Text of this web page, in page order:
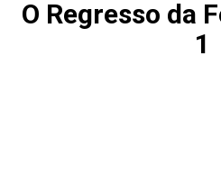
O Regresso da
1